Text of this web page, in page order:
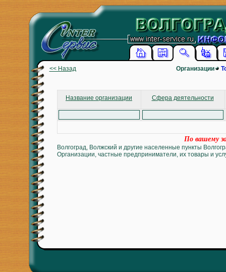
<< Назад Организации
Название организации Сфера деятельности
По вашему
Волгоград, Волжский и другие населенные пункты
Организации, частные предприниматели, их товары и